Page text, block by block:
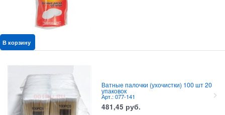
В корзину
Ватные палочки (ухочистки) 100 шт 20
упаковок
Арт.: 077-141
481,45 руб.